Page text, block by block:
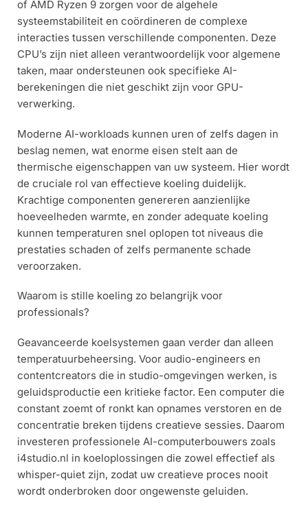
of AMD Ryzen 9 zorgen voor de algehele
systeemstabiliteit en coördineren de complexe
interacties tussen verschillende componenten. Deze
CPU’s zijn niet alleen verantwoordelijk voor algemene
taken, maar ondersteunen ook specifieke AI-
berekeningen die niet geschikt zijn voor GPU-
verwerking.
Moderne AI-workloads kunnen uren of zelfs dagen in
beslag nemen, wat enorme eisen stelt aan de
thermische eigenschappen van uw systeem. Hier wordt
de cruciale rol van effectieve koeling duidelijk.
Krachtige componenten genereren aanzienlijke
hoeveelheden warmte, en zonder adequate koeling
kunnen temperaturen snel oplopen tot niveaus die
prestaties schaden of zelfs permanente schade
veroorzaken.
Waarom is stille koeling zo belangrijk voor
professionals?
Geavanceerde koelsystemen gaan verder dan alleen
temperatuurbeheersing. Voor audio-engineers en
contentcreators die in studio-omgevingen werken, is
geluidsproductie een kritieke factor. Een computer die
constant zoemt of ronkt kan opnames verstoren en de
concentratie breken tijdens creatieve sessies. Daarom
investeren professionele AI-computerbouwers zoals
i4studio.nl in koeloplossingen die zowel effectief als
whisper-quiet zijn, zodat uw creatieve proces nooit
wordt onderbroken door ongewenste geluiden.